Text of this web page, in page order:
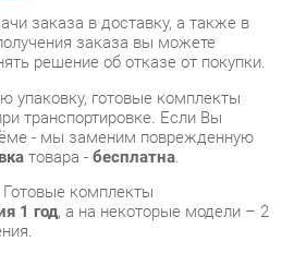
готовые комплекты
транспортировке. Если Вы
- мы заменим поврежденную
товара -бесплатна.
комплекты
1 год, а на некоторые модели – 2
производства
государственному